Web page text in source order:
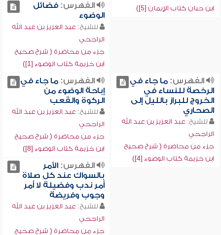
ابن حبان كتاب الإيمان [5])
الفهرس:فضائل
الوضوء
للشيخ: عبد العزيز بن عبد الله
الراجحي
جزء من محاضرة ( شرح صحيح
ابن خزيمة كتاب الوضوء [1])
الفهرس:ما جاء في
الرخصة للنساء في
الخروج للبراز بالليل إلى
الصحاري
للشيخ: عبد العزيز بن عبد الله
الراجحي
جزء من محاضرة ( شرح صحيح
ابن خزيمة كتاب الوضوء [4])
الفهرس:ما جاء في
إباحة الوضوء من
الركوة والقعب
للشيخ: عبد العزيز بن عبد الله
الراجحي
جزء من محاضرة ( شرح صحيح
ابن خزيمة كتاب الوضوء [8])
الفهرس:الأمر
بالسواك عند كل صلاة
أمر ندب وفضيلة لا أمر
وجوب وفريضة
للشيخ: عبد العزيز بن عبد الله
الراجحي
جزء من محاضرة ( شرح صحيح